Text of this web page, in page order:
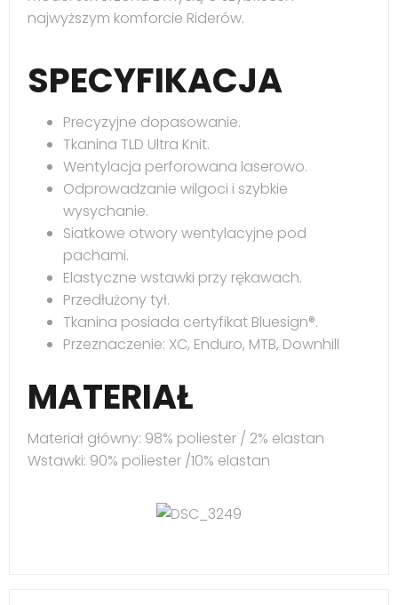
najwyższym komforcie Riderów.
SPECYFIKACJA
Precyzyjne dopasowanie.
Tkanina TLD Ultra Knit.
Wentylacja perforowana laserowo.
Odprowadzanie wilgoci i szybkie
wysychanie.
Siatkowe otwory wentylacyjne pod
pachami.
Elastyczne wstawki przy rękawach.
Przedłużony tył.
Tkanina posiada certyfikat Bluesign®.
Przeznaczenie: XC, Enduro, MTB, Downhill
MATERIAŁ
Materiał główny: 98% poliester / 2% elastan
Wstawki: 90% poliester /10% elastan